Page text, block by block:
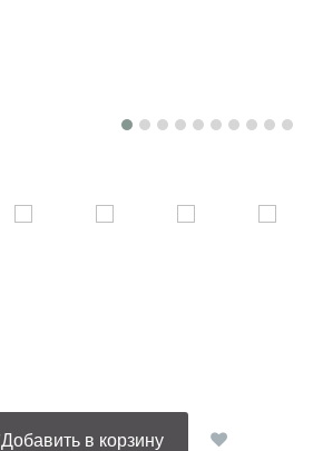
Добавить в корзину